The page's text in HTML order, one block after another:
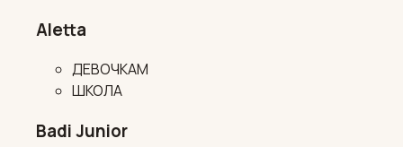
Aletta
ДЕВОЧКАМ
ШКОЛА
Badi Junior